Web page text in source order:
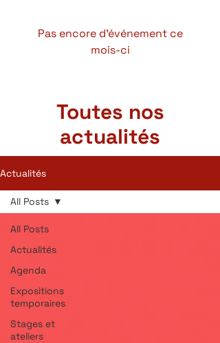
Pas encore d'événement ce
mois-ci
Toutes nos
actualités
Actualités
All Posts
Actualités
Agenda
Expositions
temporaires
Stages et
ateliers
All Posts